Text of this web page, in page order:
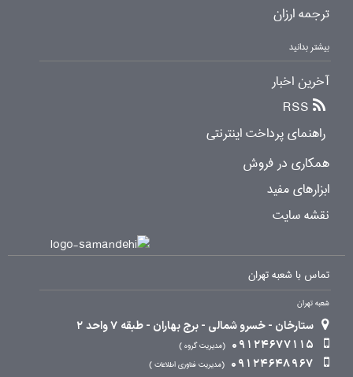
ترجمه ارزان
بیشتر بدانید
آخرین اخبار
RSS
راهنمای پرداخت اینترنتی
همکاری در فروش
ابزارهای مفید
نقشه سایت
تماس با شعبه تهران
شعبه تهران
ستارخان - خسرو شمالی - برج بهاران - طبقه 7 واحد 2
09124677115
مدیریت گروه
09124648967 مدیریت فناوری اطلاعات